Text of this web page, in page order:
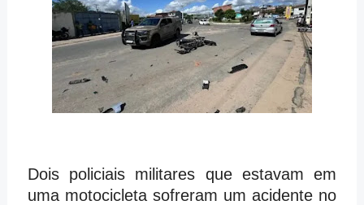
Dois policiais militares que estavam em
uma motocicleta sofreram um acidente no